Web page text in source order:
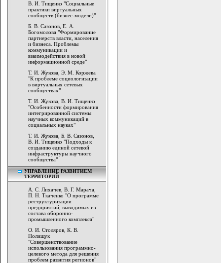
В. И. Тищенко "Социальные
практики виртуальных
сообществ (бизнес-модели)"
Б. В. Сазонов, Е. А.
Богомолова "Формирование
партнерств власти, населения
и бизнеса. Проблемы
коммуникации и
взаимодействия в новой
информационной среде"
Т. И. Жукова, Э. М. Коржева
"К проблеме социологизации
в виртуальных сетевых
сообществах"
Т. И. Жукова, В. И. Тищенко
"Особенности формирования
интегрированной системы
научных коммуникаций в
социальных науках"
Т. И. Жукова, Б. В. Сазонов,
В. И. Тищенко "Подходы к
созданию единой сетевой
инфраструктуры научного
сообщества"
УПРАВЛЕНИЕ РАЗВИТИЕМ
ТЕРРИТОРИЙ
А. С. Лихачев, В. Г. Марача,
П. Н. Ткаченко "О программе
реструктуризации
предприятий, выводимых из
состава оборонно-
промышленного комплекса"
О. И. Столяров, К. В.
Полищук
"Совершенствование
использования программно-
целевого метода для решения
проблем развития регионов"